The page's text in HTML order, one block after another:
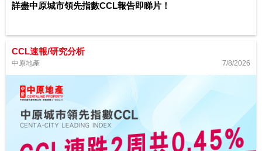
詳盡中原城市領先指數CCL報告即睇片！
CCL速報/研究分析
中原地產 7/8/2026